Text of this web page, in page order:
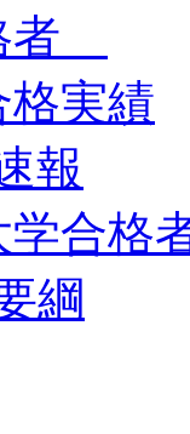
者
格実績
報
学合格
綱